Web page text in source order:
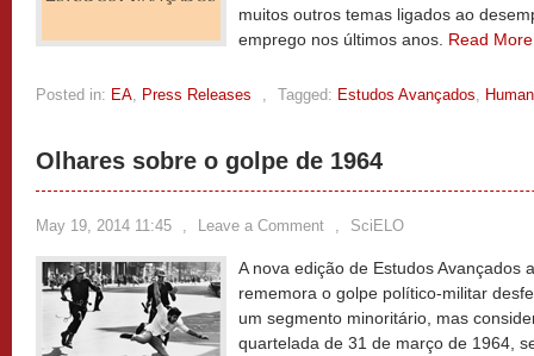
muitos outros temas ligados ao
emprego nos últimos anos. Read
Posted in: EA, Press Releases , Tagged: Estudos Avançados,
Olhares sobre o golpe de 1964
May 19, 2014 11:45 , Leave a Comment , SciELO
A nova edição de Estudos Avançados
rememora o golpe político-militar
um segmento minoritário, mas
quartelada de 31 de março de 1964,